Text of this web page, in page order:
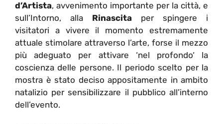
d’Artista, avvenimento importante per la città, e
sull’Intorno, alla Rinascita per spingere i
visitatori a vivere il momento estremamente
attuale stimolare attraverso l’arte, forse il mezzo
più adeguato per attivare ‘nel profondo‘ la
coscienza delle persone. Il periodo scelto per la
mostra è stato deciso appositamente in ambito
natalizio per sensibilizzare il pubblico all’interno
dell’evento.